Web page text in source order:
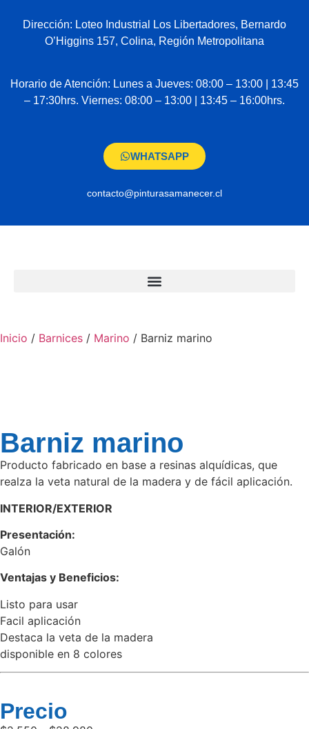
Dirección: Loteo Industrial Los Libertadores, Bernardo
O’Higgins 157, Colina, Región Metropolitana
Horario de Atención: Lunes a Jueves: 08:00 – 13:00 | 13:45
– 17:30hrs. Viernes: 08:00 – 13:00 | 13:45 – 16:00hrs.
WHATSAPP
contacto@pinturasamanecer.cl
Inicio / Barnices / Marino / Barniz marino
Barniz marino
Producto fabricado en base a resinas alquídicas, que
realza la veta natural de la madera y de fácil aplicación.
INTERIOR/EXTERIOR
Presentación:
Galón
Ventajas y Beneficios:
Listo para usar
Facil aplicación
Destaca la veta de la madera
disponible en 8 colores
Precio